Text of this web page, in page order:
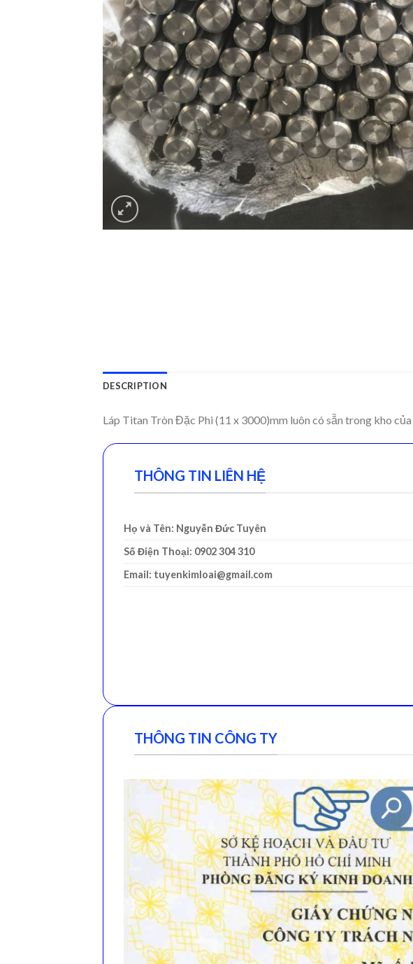
DESCRIPTION
Láp Titan Tròn Đặc Phi (11 x 3000)mm luôn có sẵn trong kho
THÔNG TIN LIÊN HỆ
Họ và Tên: Nguyễn Đức Tuyên
Số Điện Thoại: 0902 304 310
Email: tuyenkimloai@gmail.com
THÔNG TIN CÔNG TY